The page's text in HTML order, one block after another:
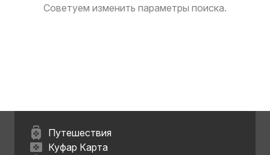
Советуем изменить параметры поиска.
Путешествия
Куфар Карта